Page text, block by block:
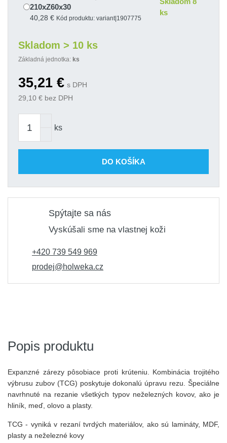
210xZ60x30
40,28 € Kód produktu: variant|1907775
ks
IRWIN Kotoučová pila ALU
216xZ60x30
40,76 €Kód produktu: variant|1907777
IRWIN Kotoučová pila ALU
250xZ80x30/20/16
IRWIN Kotoučová pila ALU
76,06 €Kód produktu: variant|1907782
Skladom > 10 ks
Základná jednotka: ks
35,21 € s DPH
29,10 € bez DPH
ks
DO KOŠÍKA
Spýtajte sa nás
Vyskúšali sme na vlastnej koži
+420 739 549 969
prodej@holweka.cz
Popis produktu
Expanzné zárezy pôsobiace proti krúteniu. Kombinácia trojitého
výbrusu zubov (TCG) poskytuje dokonalú úpravu rezu. Špeciálne
navrhnuté na rezanie všetkých typov neželezných kovov, ako je
hliník, meď, olovo a plasty.
TCG - vyniká v rezaní tvrdých materiálov, ako sú lamináty, MDF,
plasty a neželezné kovy